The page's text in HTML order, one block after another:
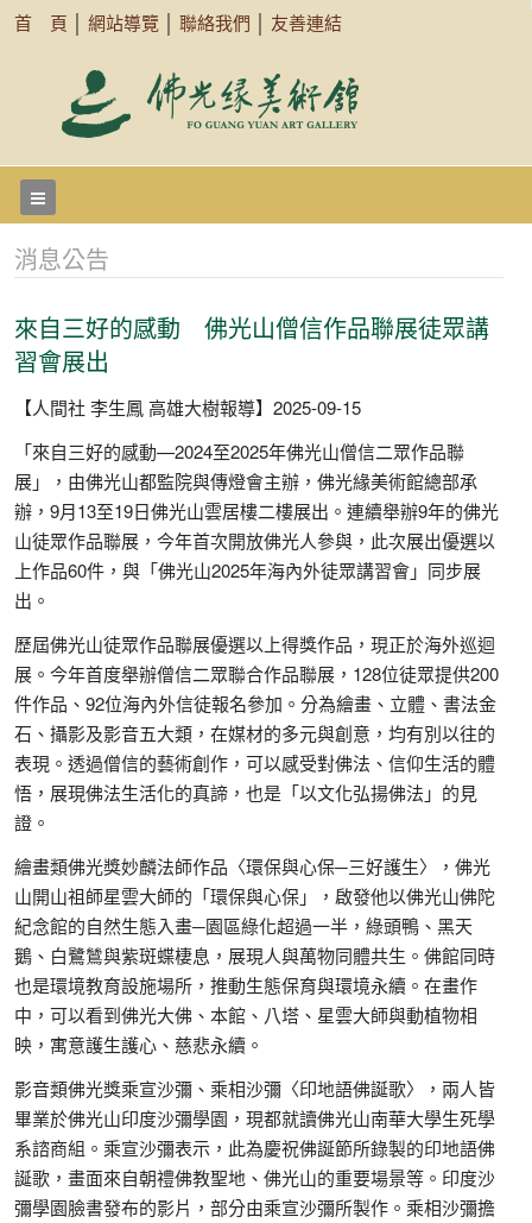
首 頁 網站導覽 聯絡我們 友善連結
消息公告
來自三好的感動 佛光山僧信作品聯展徒眾講
習會展出
【人間社 李生鳳 高雄大樹報導】2025-09-15
「來自三好的感動—2024至2025年佛光山僧信二眾作品聯
展」，由佛光山都監院與傳燈會主辦，佛光緣美術館總部承
辦，9月13至19日佛光山雲居樓二樓展出。連續舉辦9年的佛光
山徒眾作品聯展，今年首次開放佛光人參與，此次展出優選以
上作品60件，與「佛光山2025年海內外徒眾講習會」同步展
出。
歷屆佛光山徒眾作品聯展優選以上得獎作品，現正於海外巡迴
展。今年首度舉辦僧信二眾聯合作品聯展，128位徒眾提供200
件作品、92位海內外信徒報名參加。分為繪畫、立體、書法金
石、攝影及影音五大類，在媒材的多元與創意，均有別以往的
表現。透過僧信的藝術創作，可以感受對佛法、信仰生活的體
悟，展現佛法生活化的真諦，也是「以文化弘揚佛法」的見
證。
繪畫類佛光獎妙麟法師作品〈環保與心保─三好護生〉，佛光
山開山祖師星雲大師的「環保與心保」，啟發他以佛光山佛陀
紀念館的自然生態入畫─園區綠化超過一半，綠頭鴨、黑天
鵝、白鷺鷥與紫斑蝶棲息，展現人與萬物同體共生。佛館同時
也是環境教育設施場所，推動生態保育與環境永續。在畫作
中，可以看到佛光大佛、本館、八塔、星雲大師與動植物相
映，寓意護生護心、慈悲永續。
影音類佛光獎乘宣沙彌、乘相沙彌〈印地語佛誕歌〉，兩人皆
畢業於佛光山印度沙彌學園，現都就讀佛光山南華大學生死學
系諮商組。乘宣沙彌表示，此為慶祝佛誕節所錄製的印地語佛
誕歌，畫面來自朝禮佛教聖地、佛光山的重要場景等。印度沙
彌學園臉書發布的影片，部分由乘宣沙彌所製作。乘相沙彌擔